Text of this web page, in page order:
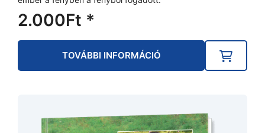
2.000Ft *
TOVÁBBI INFORMÁCIÓ